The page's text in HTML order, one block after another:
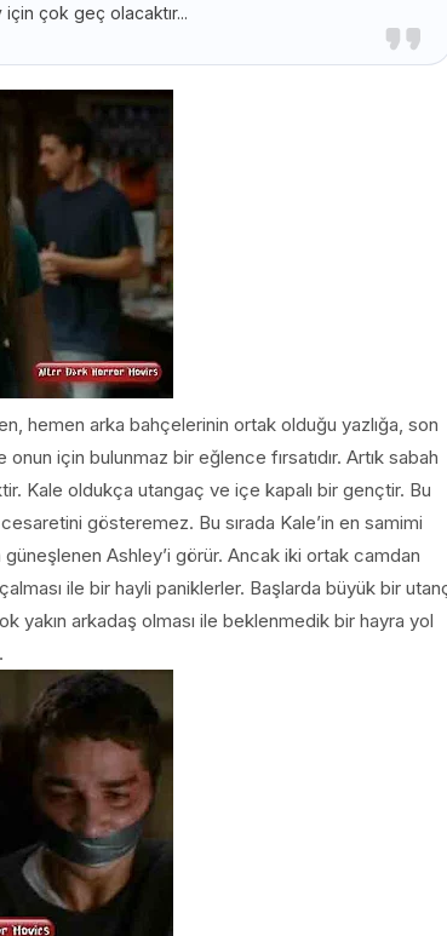
çok geç olacaktır...
hemen arka bahçelerinin ortak olduğu yazlığa, son
onun için bulunmaz bir eğlence fırsatıdır. Artık sabah
Kale oldukça utangaç ve içe kapalı bir gençtir. Bu
cesaretini gösteremez. Bu sırada Kale’in en samimi
güneşlenen Ashley’i görür. Ancak iki ortak camdan
ile bir hayli paniklerler. Başlarda büyük bir
yakın arkadaş olması ile beklenmedik bir hayra yol